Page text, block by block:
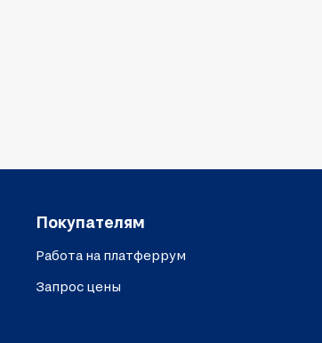
Покупателям
Работа на платферрум
Запрос цены